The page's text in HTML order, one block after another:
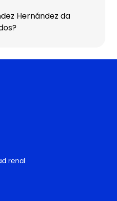
Hernández da
renal